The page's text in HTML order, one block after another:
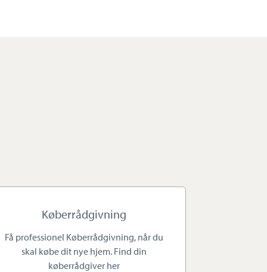
Køberrådgivning
Få professionel Køberrådgivning, når du
skal købe dit nye hjem. Find din
køberrådgiver her